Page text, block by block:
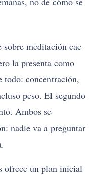
meditación cae
la presenta como
todo: concentración,
peso. El segundo
Ambos se
nadie va a preguntar
ofrece un plan inicial